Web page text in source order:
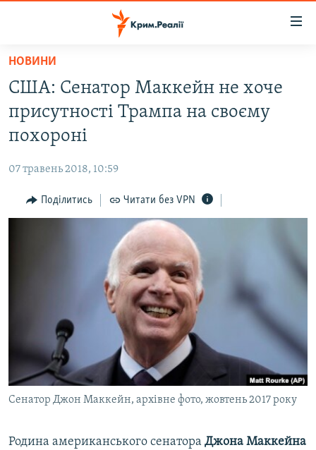
Перейти
основного
матеріалу
Перейти
до
основної
навігації
Перейти
до
ВІДЕО ТА ФОТО
БЛОГИ
ПОГЛЯД
ВІДЕОУРОКИ «ELIFBE»
СВІДЧЕННЯ ОКУПАЦІЇ
УКРАЇНСЬКА ПРОБЛЕМА КРИМУ
ІНФОГРАФІКА
ЯК ОБІЙТИ БЛОКУВАННЯ
Русский
Qırımtatar
ДОЛУЧАЙСЯ!
НОВИНИ
США: Сенатор Маккейн не хоче
присутності Трампа на своєму
похороні
07 травень 2018, 10:59
Поділитись Читати без VPN
Cенатор Джон Маккейн, архівне фото, жовтень 2017 року
Родина американського сенатора Джона Маккейна